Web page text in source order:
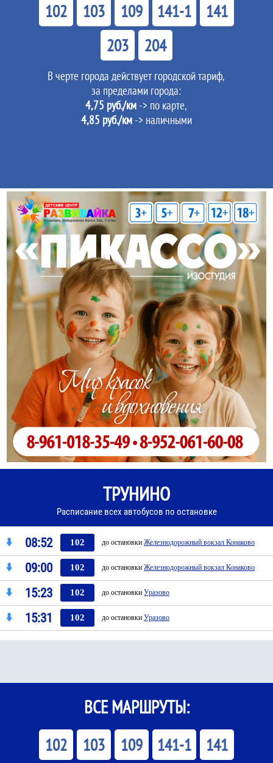
102 103 109 141-1
141
203
204
В черте города действует городской тариф,
за пределами города:
4,75 руб./км -> по карте,
4,85 руб./км-> наличными
ТРУНИНО
Расписание всех автобусов по остановке
08:52 102 до остановки Железнодорожный вокзал Конаково
09:00 102 до остановки Железнодорожный вокзал Конаково
15:23 102 до остановки Уразово
15:31 102 до остановки Уразово
ВСЕ МАРШРУТЫ:
102 103 109 141-1 141